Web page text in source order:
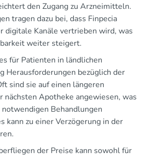
den Zugang zu Arzneimitteln.
tragen dazu bei, dass Finpecia
digitale Kanäle vertrieben wird, was
weiter steigert.
für Patienten in ländlichen
Herausforderungen bezüglich der
sind sie auf einen längeren
nächsten Apotheke angewiesen, was
notwendigen Behandlungen
kann zu einer Verzögerung in der
der Preise kann sowohl für